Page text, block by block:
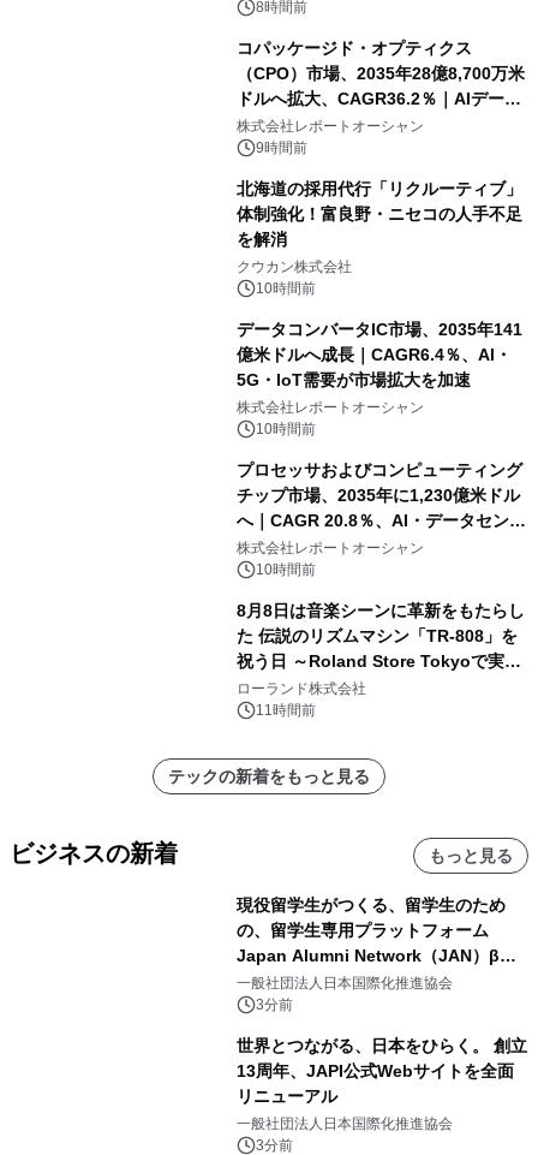
8時間前
コパッケージド・オプティクス
（CPO）市場、2035年28億8,700万米
ドルへ拡大、CAGR36.2％｜AIデータ
センター・高速光通信需要が成長を加
速
株式会社レポートオーシャン
9時間前
北海道の採用代行「リクルーティブ」
体制強化！富良野・ニセコの人手不足
を解消
クウカン株式会社
10時間前
データコンバータIC市場、2035年141
億米ドルへ成長｜CAGR6.4％、AI・
5G・IoT需要が市場拡大を加速
株式会社レポートオーシャン
10時間前
プロセッサおよびコンピューティング
チップ市場、2035年に1,230億米ドル
へ｜CAGR 20.8％、AI・データセンタ
ー需要が成長を牽引
株式会社レポートオーシャン
10時間前
8月8日は音楽シーンに革新をもたらし
た 伝説のリズムマシン「TR-808」を
祝う日 ～Roland Store Tokyoで実機
を展示しての 記念キャンペーンを開
催 英国ラジオ「NTS」の 特別プログ
アーティストを フィーチャーしたアニ
メーションを公開～
ローランド株式会社
11時間前
テックの新着をもっと見る
ビジネスの新着 もっと見る
現役留学生がつくる、留学生のため
の、留学生専用プラットフォーム
Japan Alumni Network（JAN）β版
をリリース
一般社団法人日本国際化推進協会
3分前
世界とつながる、日本をひらく。 創立
13周年、JAPI公式Webサイトを全面
リニューアル
一般社団法人日本国際化推進協会
3分前